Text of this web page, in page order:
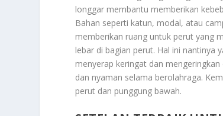
longgar membantu memberikan
Bahan seperti katun, modal, atau
memberikan ruang untuk perut yang
lebar di bagian perut. Hal ini nantinya
menyerap keringat dan
dan nyaman selama berolahraga.
perut dan punggung bawah.